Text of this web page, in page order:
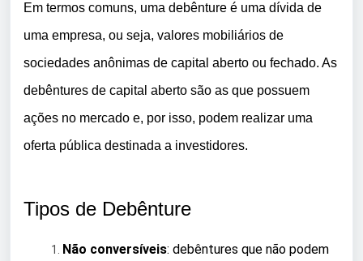
Em termos comuns, uma debênture é uma dívida de
uma empresa, ou seja, valores mobiliários de
sociedades anônimas de capital aberto ou fechado. As
debêntures de capital aberto são as que possuem
ações no mercado e, por isso, podem realizar uma
oferta pública destinada a investidores.
Tipos de Debênture
Não conversíveis: debêntures que não podem